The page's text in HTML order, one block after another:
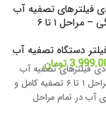
عددی فیلترهای تصفیه آب
– مراحل ۱ تا ۶
دستگاه تصفیه آب
تومان
عددی فیلترهای تصفیه آب
خانگی – مراحل ۱ تا ۶ تصفیه کامل و
آب در تمام مراحل